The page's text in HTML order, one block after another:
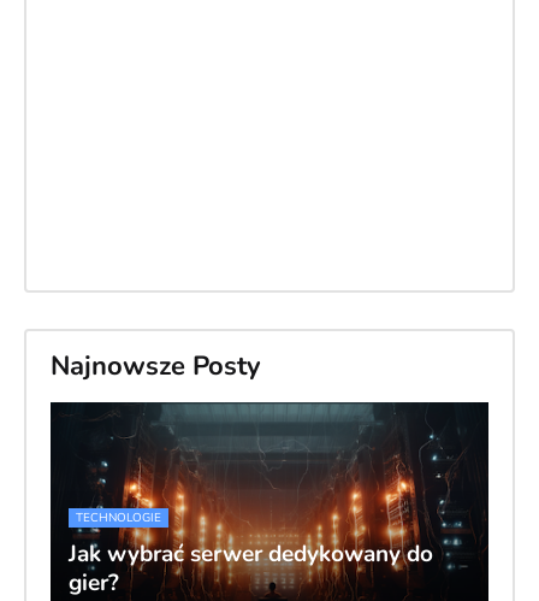
Najnowsze Posty
TECHNOLOGIE
Jak wybrać serwer dedykowany do
gier?